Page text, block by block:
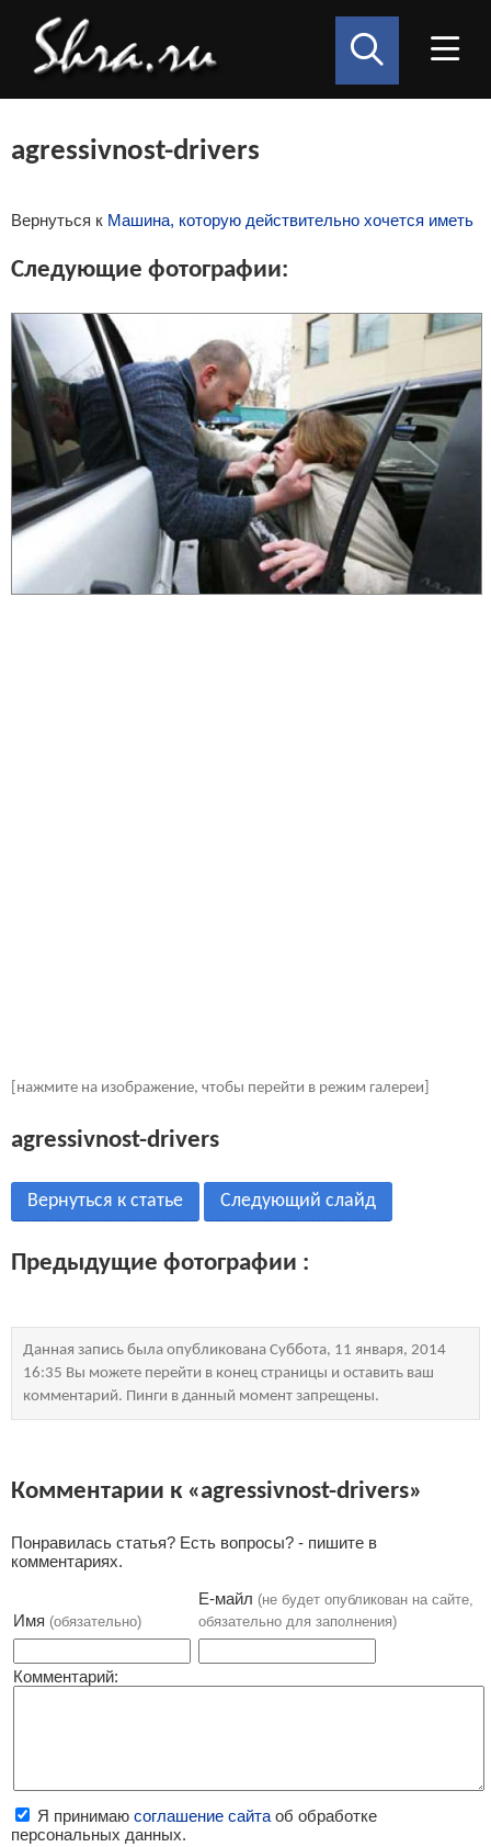
agressivnost-drivers
Вернуться к Машина, которую действительно хочется иметь
Следующие фотографии:
[нажмите на изображение, чтобы перейти в режим галереи]
agressivnost-drivers
Вернуться к статье Следующий слайд
Предыдущие фотографии :
Данная запись была опубликована Суббота, 11 января, 2014
16:35 Вы можете перейти в конец страницы и оставить ваш
комментарий. Пинги в данный момент запрещены.
Комментарии к «agressivnost-drivers»
Понравилась статья? Есть вопросы? - пишите в
комментариях.
Имя (обязательно)
Е-майл (не будет опубликован на сайте,
обязательно для заполнения)
Комментарий:
Я принимаю соглашение сайта об обработке
персональных данных.